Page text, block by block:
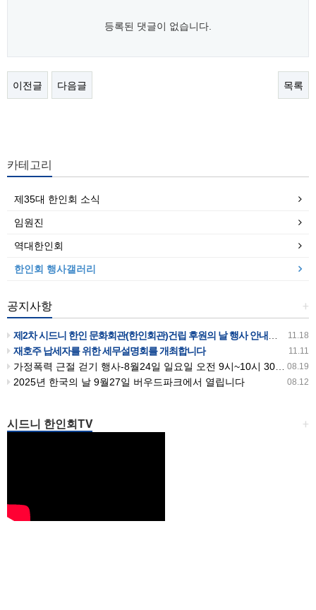
등록된 댓글이 없습니다.
이전글 다음글 목록
카테고리
제35대 한인회 소식
임원진
역대한인회
한인회 행사갤러리
+
공지사항
11.18
제2차 시드니 한인 문화회관(한인회관)건립 후원의 날 행사 안내입니다
11.11
재호주 납세자를 위한 세무설명회를 개최합니다
08.19
가정폭력 근절 걷기 행사-8월24일 일요일 오전 9시~10시 30분까지 버우드파크에서 있습니다
08.12
2025년 한국의 날 9월27일 버우드파크에서 열립니다
+
시드니 한인회TV